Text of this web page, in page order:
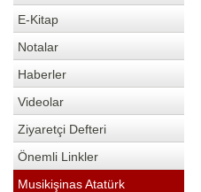
E-Kitap
Notalar
Haberler
Videolar
Ziyaretçi Defteri
Önemli Linkler
Musikişinas Atatürk